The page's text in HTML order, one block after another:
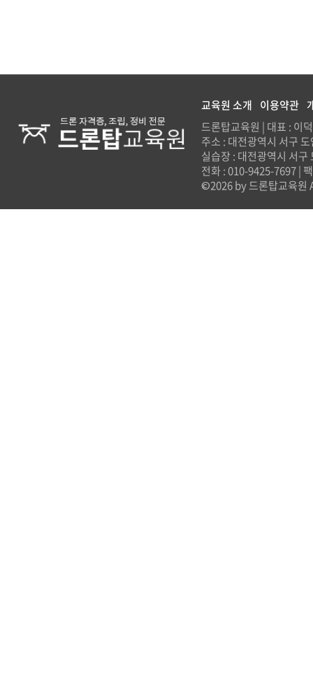
교육원 소개 이용약관
드론탑교육원 | 대표 : 이
주소 : 대전광역시 서구
실습장 : 대전광역시 서
전화 : 010-9425-7697 |
©2026 by 드론탑교육원